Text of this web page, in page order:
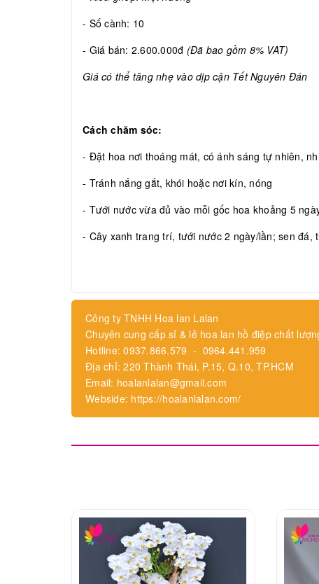
- Số cành: 10
- Giá bán: 2.600.000đ (Đã bao gồm 8% VAT)
Giá có thể tăng nhẹ vào dịp cận Tết Nguyên Đán
Cách chăm sóc:
- Đặt hoa nơi thoáng mát, có ánh sáng tự nhiên,
- Tránh nắng gắt, khói hoặc nơi kín, nóng
- Tưới nước vừa đủ vào mỗi gốc hoa khoảng 5
- Cây xanh trang trí, tưới nước 2 ngày/lần; sen đá,
Công ty TNHH Hoa lan Lalan
Chuyên cung cấp sỉ & lẻ hoa lan hồ điệp chất
Hotline: 0937.866.579 - 0964.441.959
Địa chỉ: 220 Thành Thái, P.15, Q.10, TP.HCM
Email: hoalanlalan@gmail.com
Webside: https://hoalanlalan.com/